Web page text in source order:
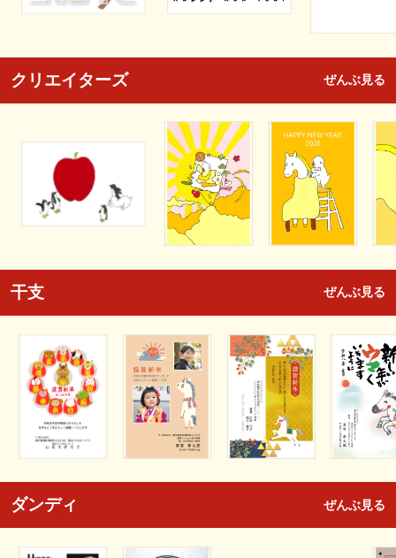
クリエイターズ ぜんぶ見る
干支 ぜんぶ見る
ダンディ ぜんぶ見る